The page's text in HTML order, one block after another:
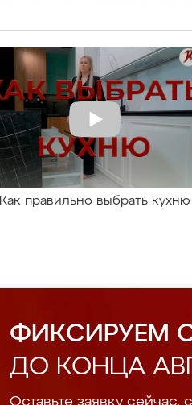
Как правильно выбрать кухню
ФИКСИРУЕМ
ДО КОНЦА
Оставьте заявку сейчас,